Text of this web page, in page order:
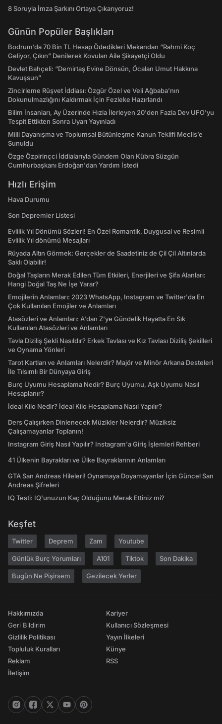
8 Soruyla İmza Şarkını Ortaya Çıkarıyoruz!
Günün Popüler Başlıkları
Bodrum’da 70 Bin TL Hesap Ödedikleri Mekandan “Rahmi Koç
Geliyor, Çıkın” Denilerek Kovulan Aile Şikayetçi Oldu
Devlet Bahçeli: “Demirtaş Evine Dönsün, Öcalan Umut Hakkına
Kavuşsun”
Zincirleme Rüşvet İddiası: Özgür Özel ve Veli Ağbaba’nın
Dokunulmazlığını Kaldırmak İçin Fezleke Hazırlandı
Bilim İnsanları, Ay Üzerinde Hızla İlerleyen 20'den Fazla Dev UFO'yu
Tespit Ettikten Sonra Uyarı Yayınladı
Milli Dayanışma ve Toplumsal Bütünleşme Kanun Teklifi Meclis’e
Sunuldu
Özge Özpirinçci İddialarıyla Gündem Olan Kübra Süzgün
Cumhurbaşkanı Erdoğan'dan Yardım İstedi
Hızlı Erişim
Hava Durumu
Son Depremler Listesi
Evlilik Yıl Dönümü Sözleri! En Özel Romantik, Duygusal ve Resimli
Evlilik Yıl dönümü Mesajları
Rüyada Altın Görmek: Gerçekler de Saadetiniz de Çil Çil Altınlarda
Saklı Olabilir!
Doğal Taşların Merak Edilen Tüm Etkileri, Enerjileri ve Şifa Alanları:
Hangi Doğal Taş Ne İşe Yarar?
Emojilerin Anlamları: 2023 WhatsApp, Instagram ve Twitter'da En
Çok Kullanılan Emojiler ve Anlamları
Atasözleri ve Anlamları: A'dan Z'ye Gündelik Hayatta En Sık
Kullanılan Atasözleri ve Anlamları
Tavla Diziliş Şekli Nasıldır? Erkek Tavlası ve Kız Tavlası Diziliş Şekilleri
ve Oynama Yönleri
Tarot Kartları ve Anlamları Nelerdir? Majör ve Minör Arkana Desteleri
İle Tılsımlı Bir Dünyaya Giriş
Burç Uyumu Hesaplama Nedir? Burç Uyumu, Aşk Uyumu Nasıl
Hesaplanır?
İdeal Kilo Nedir? İdeal Kilo Hesaplama Nasıl Yapılır?
Ders Çalışırken Dinlenecek Müzikler Nelerdir? Müziksiz
Çalışamayanlar Toplanın!
Instagram Giriş Nasıl Yapılır? Instagram'a Giriş İşlemleri Rehberi
41 Ülkenin Bayrakları ve Ülke Bayraklarının Anlamları
GTA San Andreas Hileleri! Oynamaya Doyamayanlar İçin Güncel San
Andreas Şifreleri
IQ Testi: IQ'unuzun Kaç Olduğunu Merak Ettiniz mi?
Keşfet
Twitter Deprem Zam Youtube
Günlük Burç Yorumları A101 Tiktok Son Dakika
Bugün Ne Pişirsem Gezilecek Yerler
Hakkımızda
Geri Bildirim
Gizlilik Politikası
Topluluk Kuralları
Reklam
İletişim
Kariyer
Kullanıcı Sözleşmesi
Yayın İlkeleri
Künye
RSS